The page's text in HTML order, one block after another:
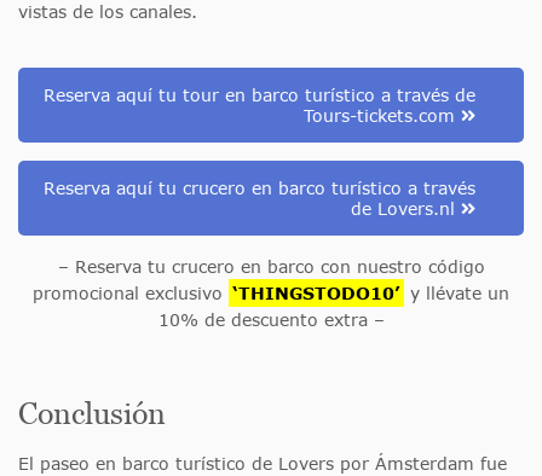
vistas de los canales.
Reserva aquí tu tour en barco turístico a través de
Tours-tickets.com
Reserva aquí tu crucero en barco turístico a través
de Lovers.nl
– Reserva tu crucero en barco con nuestro código
promocional exclusivo ‘THINGSTODO10’ y llévate un
10% de descuento extra –
Conclusión
El paseo en barco turístico de Lovers por Ámsterdam fue